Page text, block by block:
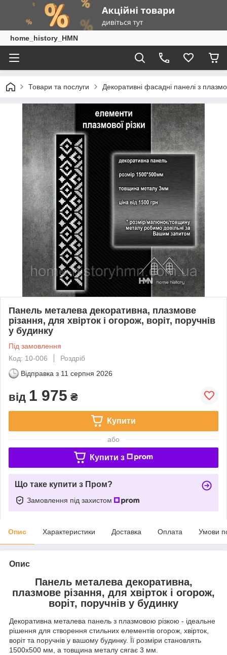
home_history_HMN
Товари та послуги Декоративні фасадні панелі з
Панель металева декоративна, плазмове
різання, для хвірток і огорож, воріт, поручнів
у будинку
Під замовлення
Код: 10-006
Роздріб
Відправка з 11 серпня 2026
від 1 975 ₴
Купити
або
Купити з
Що таке купити з Пром?
Замовлення під захистом
Опис Характеристики Доставка Оплата Умови
Опис
Панель металева декоративна,
плазмове різання, для хвірток і огорож,
воріт, поручнів у будинку
Декоративна металева панель з плазмовою різкою - ідеальне
рішення для створення стильних елементів огорож, хвірток,
воріт та поручнів у вашому будинку. Її розміри становлять
1500х500 мм, а товщина металу сягає 3 мм.